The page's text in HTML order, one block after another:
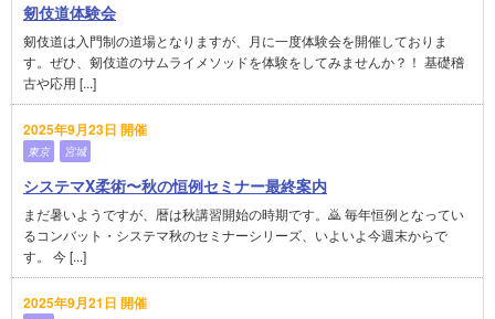
剱伎道体験会
剱伎道は入門制の道場となりますが、月に一度体験会を開催しておりま
す。ぜひ、剱伎道のサムライメソッドを体験をしてみませんか？！ 基礎稽
古や応用 [...]
2025年9月23日 開催
東京 宮城
システマX柔術〜秋の恒例セミナー最終案内
まだ暑いようですが、暦は秋講習開始の時期です。🙇 毎年恒例となってい
るコンバット・システマ秋のセミナーシリーズ、いよいよ今週末からで
す。 今 [...]
2025年9月21日 開催